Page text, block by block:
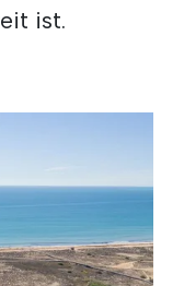
ist.